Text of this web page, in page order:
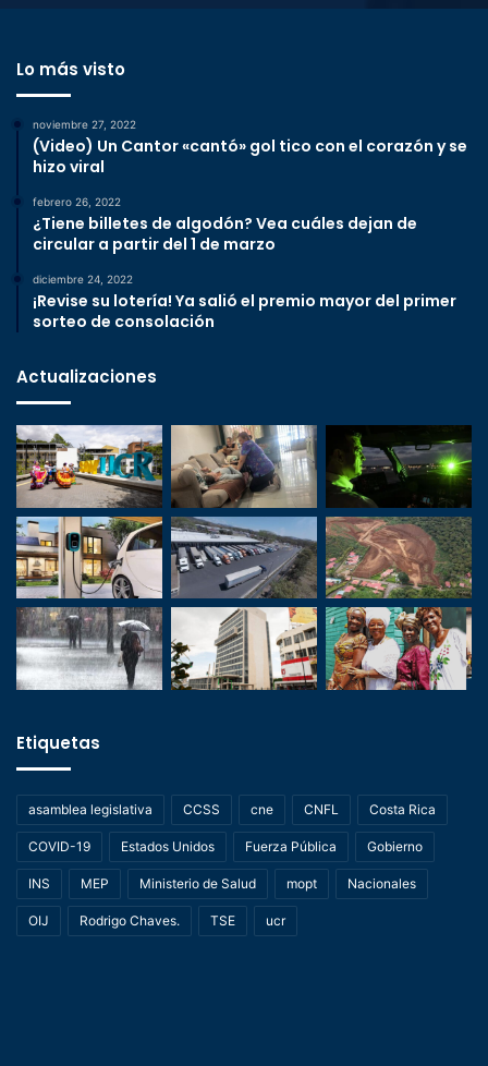
Lo más visto
noviembre 27, 2022
(Video) Un Cantor «cantó» gol tico con el corazón y se
hizo viral
febrero 26, 2022
¿Tiene billetes de algodón? Vea cuáles dejan de
circular a partir del 1 de marzo
diciembre 24, 2022
¡Revise su lotería! Ya salió el premio mayor del primer
sorteo de consolación
Actualizaciones
Etiquetas
asamblea legislativa CCSS cne CNFL Costa Rica
COVID-19 Estados Unidos Fuerza Pública Gobierno
INS MEP Ministerio de Salud mopt Nacionales
OIJ Rodrigo Chaves. TSE ucr